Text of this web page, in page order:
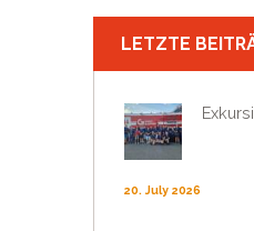
LETZTE
20. July 2026